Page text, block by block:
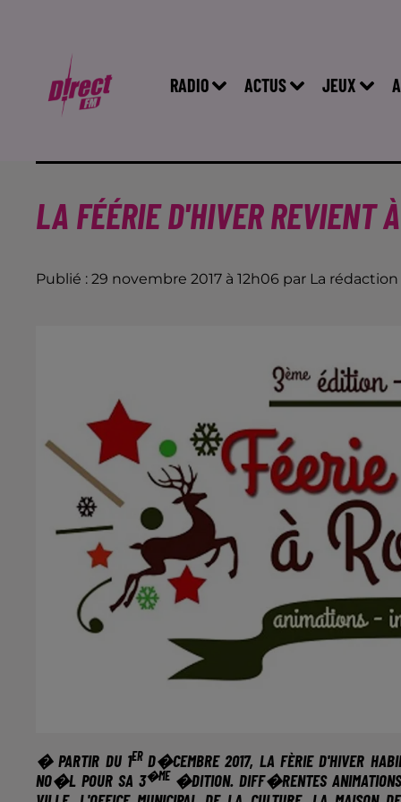
RADIO ACTUS JEUX
LA FÉÉRIE D'HIVER REVIENT
Publié : 29 novembre 2017 à 12h06 par La rédaction
� PARTIR DU 1ERD�CEMBRE 2017, LA FÈRIE D'HIVER
NO�L POUR SA 3�ME�DITION. DIFF�RENTES